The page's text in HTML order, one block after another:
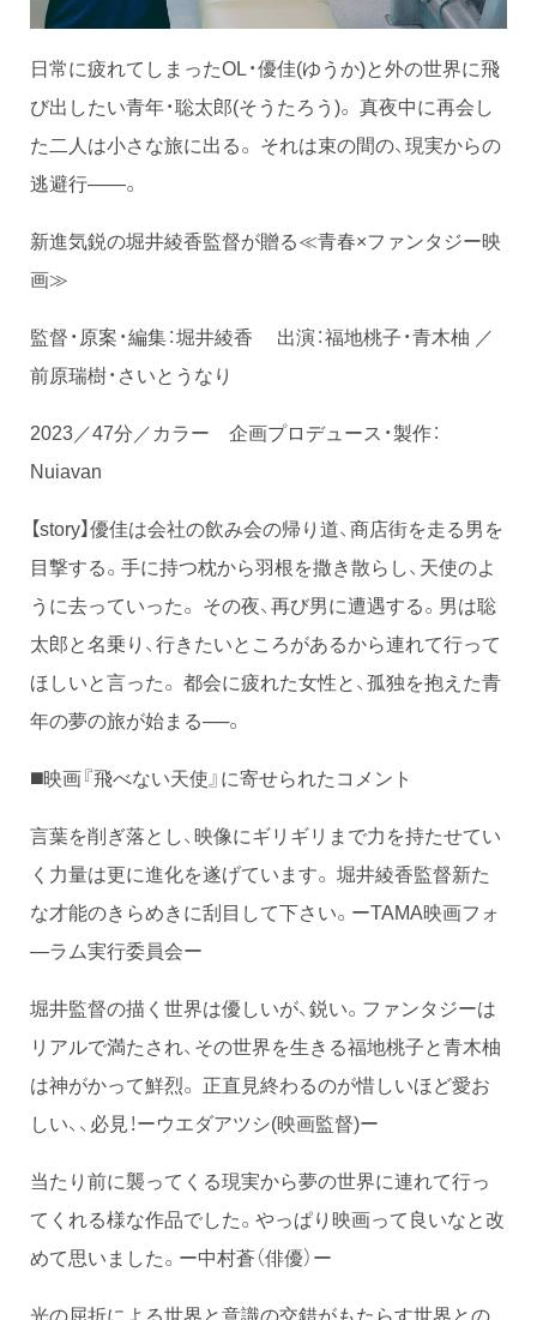
日常に疲れてしまったOL・優佳(ゆうか)と外の世界に飛
び出したい青年・聡太郎(そうたろう)。 真夜中に再会し
た二人は小さな旅に出る。 それは束の間の、現実からの
逃避行——。
新進気鋭の堀井綾香監督が贈る≪青春×ファンタジー映
画≫
監督・原案・編集：堀井綾香 出演：福地桃子・青木柚 ／
前原瑞樹・さいとうなり
2023／47分／カラー 企画プロデュース・製作：
Nuiavan
【story】優佳は会社の飲み会の帰り道、商店街を走る男を
目撃する。手に持つ枕から羽根を撒き散らし、天使のよ
うに去っていった。 その夜、再び男に遭遇する。男は聡
太郎と名乗り、行きたいところがあるから連れて行って
ほしいと言った。 都会に疲れた女性と、孤独を抱えた⻘
年の夢の旅が始まる──。
◼️映画『飛べない天使』に寄せられたコメント
言葉を削ぎ落とし、映像にギリギリまで力を持たせてい
く力量は更に進化を遂げています。 堀井綾香監督新た
な才能のきらめきに刮目して下さい。ーTAMA映画フォ
―ラム実行委員会ー
堀井監督の描く世界は優しいが、鋭い。ファンタジーは
リアルで満たされ、その世界を生きる福地桃子と青木柚
は神がかって鮮烈。 正直見終わるのが惜しいほど愛お
しい、、必見！ーウエダアツシ(映画監督)ー
当たり前に襲ってくる現実から夢の世界に連れて行っ
てくれる様な作品でした。やっぱり映画って良いなと改
めて思いました。ー中村蒼（俳優）ー
光の屈折による世界と意識の交錯がもたらす世界との